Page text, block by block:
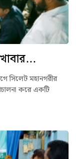
সিলেট মহানগরীর
করে একটি